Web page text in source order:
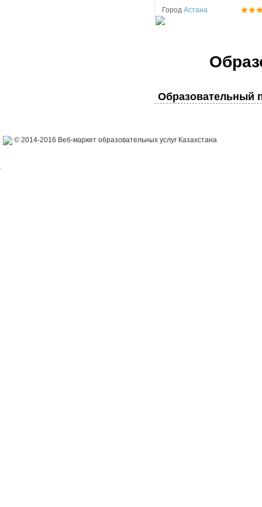
Город Астана
Образовательный
© 2014-2016 Веб-маркет образовательных услуг Казахстана